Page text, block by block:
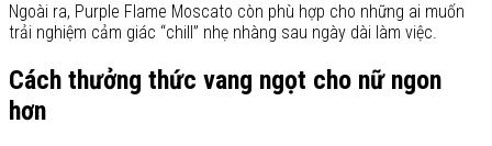
Ngoài ra, Purple Flame Moscato còn phù hợp cho những ai muốn
trải nghiệm cảm giác “chill” nhẹ nhàng sau ngày dài làm việc.
Cách thưởng thức vang ngọt cho nữ ngon
hơn